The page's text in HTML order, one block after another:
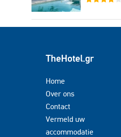
TheHotel.gr
Home
Over ons
Contact
Vermeld uw
accommodatie